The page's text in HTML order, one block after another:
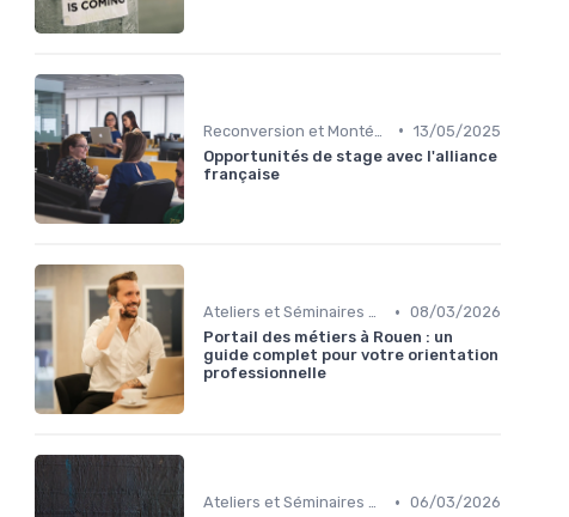
• 13/05/2025
Opportunités de stage avec l'alliance
française
Ateliers et Séminaires de Formation • 08/03/2026
Portail des métiers à Rouen : un
guide complet pour votre orientation
professionnelle
Ateliers et Séminaires de Formation • 06/03/2026